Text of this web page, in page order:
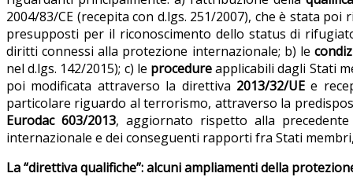
2004/83/CE (recepita con d.lgs. 251/2007), che è stata
presupposti per il riconoscimento dello status di
diritti connessi alla protezione internazionale; b) le
nel d.lgs. 142/2015); c) le procedureapplicabili dagli Stati
poi modificata attraverso la direttiva 2013/32/UE e
particolare riguardo al terrorismo, attraverso la
Eurodac 603/2013, aggiornato rispetto alla
internazionale e dei conseguenti rapporti fra Stati
La “direttiva qualifiche”: alcuni ampliamenti della